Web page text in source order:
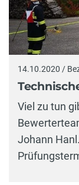
14.10.2020 /
Viel zu tun
Johann